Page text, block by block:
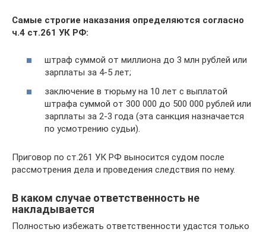
Самые строгие наказания определяются согласно
ч.4 ст.261 УК РФ:
штраф суммой от миллиона до 3 млн рублей или
зарплаты за 4-5 лет;
заключение в тюрьму на 10 лет с выплатой
штрафа суммой от 300 000 до 500 000 рублей или
зарплаты за 2-3 года (эта санкция назначается
по усмотрению судьи).
Приговор по ст.261 УК РФ выносится судом после
рассмотрения дела и проведения следствия по нему.
В каком случае ответственность не
накладывается
Полностью избежать ответственности удастся только